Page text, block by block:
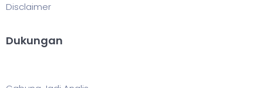
Disclaimer
Dukungan